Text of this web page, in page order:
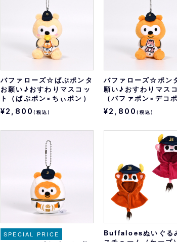
バファローズ☆ばぶポンタ
お願い♪おすわりマスコッ
ト（ばぶポン×ちぃポン）
¥2,800(税込)
バファローズ☆ポン
願い♪おすわりマス
（バファポン×デコポ
¥2,800(税込)
SPECIAL PRICE
Buffaloesぬいぐる